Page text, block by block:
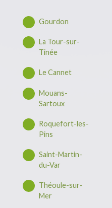
Gourdon
La Tour-sur-
Tinée
Le Cannet
Mouans-
Sartoux
Roquefort-les-
Pins
Saint-Martin-
du-Var
Théoule-sur-
Mer